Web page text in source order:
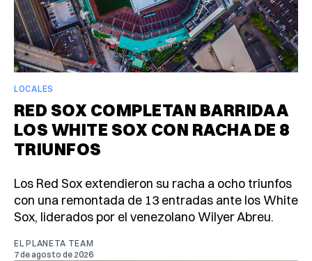
LOCALES
RED SOX COMPLETAN BARRIDA A
LOS WHITE SOX CON RACHA DE 8
TRIUNFOS
Los Red Sox extendieron su racha a ocho triunfos
con una remontada de 13 entradas ante los White
Sox, liderados por el venezolano Wilyer Abreu.
EL PLANETA TEAM
7 de agosto de 2026